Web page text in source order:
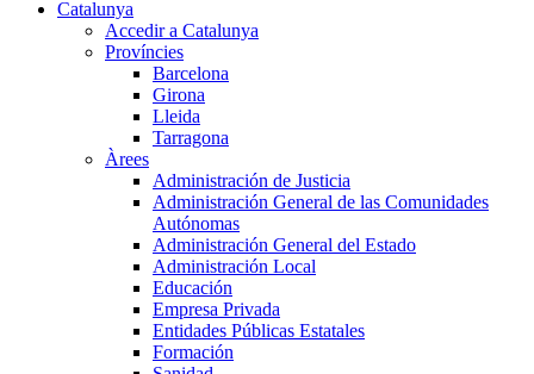
Catalunya
Accedir a Catalunya
Províncies
Barcelona
Girona
Lleida
Tarragona
Àrees
Administración de Justicia
Administración General de las Comunidades
Autónomas
Administración General del Estado
Administración Local
Educación
Empresa Privada
Entidades Públicas Estatales
Formación